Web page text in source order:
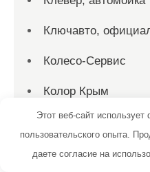
Ключавто,
Колесо-Сервис
Колор Крым
Крассула, магазин
материалов
Этот веб-сайт
пользовательского опыта.
даете согласие на